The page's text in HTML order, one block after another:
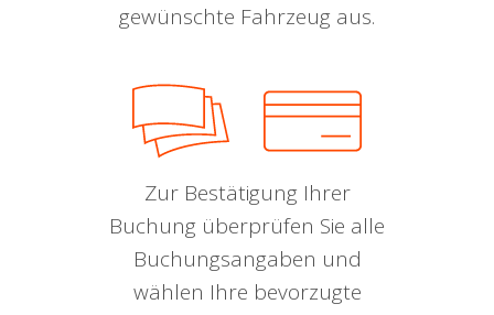
gewünschte Fahrzeug aus.
Zur Bestätigung Ihrer
Buchung überprüfen Sie alle
Buchungsangaben und
wählen Ihre bevorzugte